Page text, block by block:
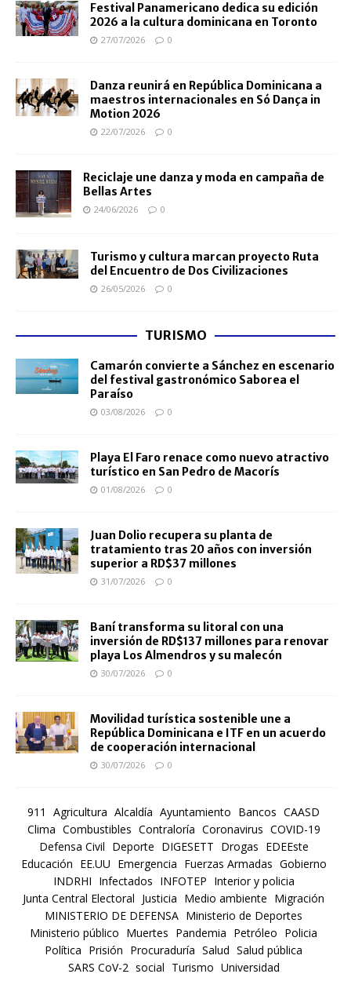
Festival Panamericano dedica su edición
2026 a la cultura dominicana en Toronto
27/07/2026 0
Danza reunirá en República Dominicana a
maestros internacionales en Só Dança in
Motion 2026
22/07/2026 0
Reciclaje une danza y moda en campaña de
Bellas Artes
24/06/2026 0
Turismo y cultura marcan proyecto Ruta
del Encuentro de Dos Civilizaciones
26/05/2026 0
TURISMO
Camarón convierte a Sánchez en escenario
del festival gastronómico Saborea el
Paraíso
03/08/2026 0
Playa El Faro renace como nuevo atractivo
turístico en San Pedro de Macorís
01/08/2026 0
Juan Dolio recupera su planta de
tratamiento tras 20 años con inversión
superior a RD$37 millones
31/07/2026 0
Baní transforma su litoral con una
inversión de RD$137 millones para renovar
playa Los Almendros y su malecón
30/07/2026 0
Movilidad turística sostenible une a
República Dominicana e ITF en un acuerdo
de cooperación internacional
30/07/2026 0
911 Agricultura Alcaldía Ayuntamiento Bancos CAASD
Clima Combustibles Contraloría Coronavirus COVID-19
Defensa Civil Deporte DIGESETT Drogas EDEEste
Educación EE.UU Emergencia Fuerzas Armadas Gobierno
INDRHI Infectados INFOTEP Interior y policia
Junta Central Electoral Justicia Medio ambiente Migración
MINISTERIO DE DEFENSA Ministerio de Deportes
Ministerio público Muertes Pandemia Petróleo Policia
Política Prisión Procuraduría Salud Salud pública
SARS CoV-2 social Turismo Universidad